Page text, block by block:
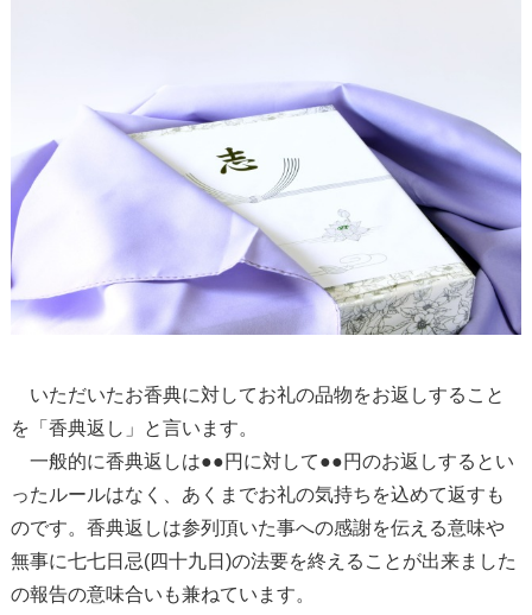
いただいたお香典に対してお礼の品物をお返しすること
を「香典返し」と言います。
一般的に香典返しは●●円に対して●●円のお返しするとい
ったルールはなく、あくまでお礼の気持ちを込めて返すも
のです。香典返しは参列頂いた事への感謝を伝える意味や
無事に七七日忌(四十九日)の法要を終えることが出来ました
の報告の意味合いも兼ねています。